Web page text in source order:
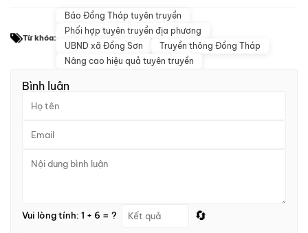
Từ khóa:
Báo Đồng Tháp tuyên truyền
Phối hợp tuyên truyền địa phương
UBND xã Đồng Sơn
Truyền thông Đồng Tháp
Nâng cao hiệu quả tuyên truyền
Bình luận
Vui lòng tính: 1 + 6 = ? 🔄